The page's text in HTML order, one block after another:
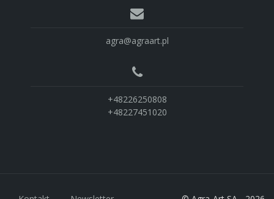
agra@agraart.pl
+48226250808
+48227451020